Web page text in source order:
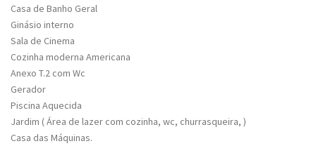
Casa de Banho Geral
Ginásio interno
Sala de Cinema
Cozinha moderna Americana
Anexo T.2 com Wc
Gerador
Piscina Aquecida
Jardim ( Área de lazer com cozinha, wc, churrasqueira, )
Casa das Máquinas.